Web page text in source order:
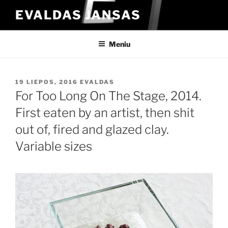
turinio
EVALDAS JANSAS
Meniu
PASKELBTA
19 LIEPOS, 2016 EVALDAS
For Too Long On The Stage, 2014.
First eaten by an artist, then shit
out of, fired and glazed clay.
Variable sizes